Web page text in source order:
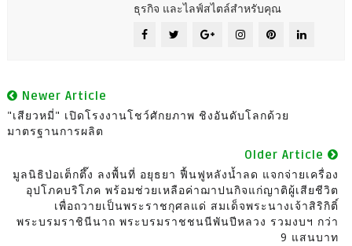
ธุรกิจ และไลฟ์สไตล์สำหรับคุณ
Newer Article
"เสียวหมี่" เปิดโรงงานโชว์ศักยภาพ ชิงอันดับโลกด้วย
มาตรฐานการผลิต
Older Article
มูลนิธิป่อเต็กตึ๊ง ลงพื้นที่ อยุธยา ฟื้นฟูหลังน้ำลด แจกจ่ายเครื่อง
อุปโภคบริโภค พร้อมช่วยเหลือค่าฌาปนกิจแก่ญาติผู้เสียชีวิต
เพื่อถวายเป็นพระราชกุศลแด่ สมเด็จพระนางเจ้าสิริกิติ์
พระบรมราชินีนาถ พระบรมราชชนนีพันปีหลวง รวมงบฯ กว่า
9 แสนบาท